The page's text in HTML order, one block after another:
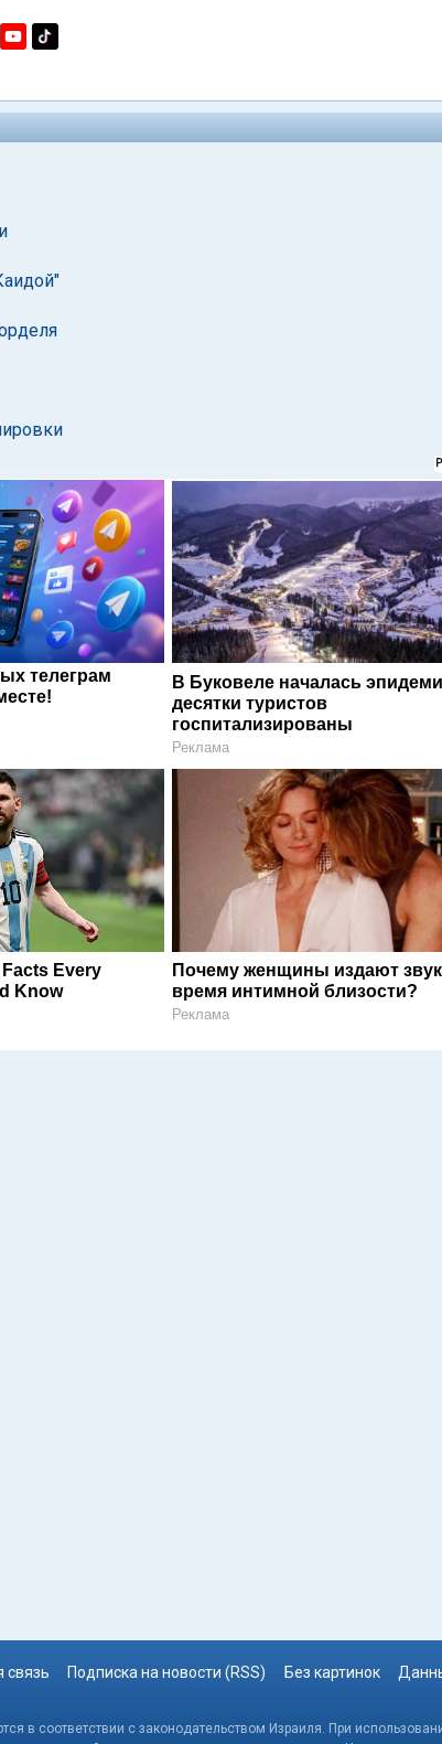
телеграм
В Буковеле началась
десятки туристов
госпитализированы
Реклама
Every
Know
Почему женщины издают
время интимной близости?
Реклама
связь Подписка на новости (RSS) Без картинок
в соответствии с законодательством Израиля. При